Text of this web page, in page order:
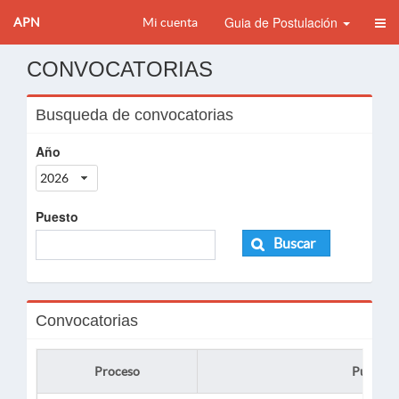
APN Mi cuenta Guia de Postulación
CONVOCATORIAS
Busqueda de convocatorias
Año
2026
Puesto
Buscar
Convocatorias
Proceso Puesto